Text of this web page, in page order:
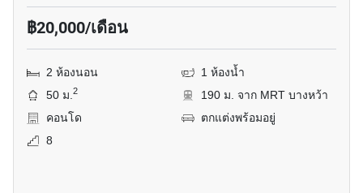
฿20,000/เดือน
2 ห้องนอน
1 ห้องน้ำ
50 ม.2
190 ม. จาก MRT บางหว้า
คอนโด
ตกแต่งพร้อมอยู่
8